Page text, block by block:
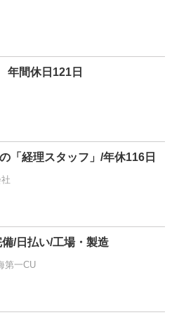
年間休日121日
「経理スタッフ」/年休116日
/日払い/工場・製造
第一CU